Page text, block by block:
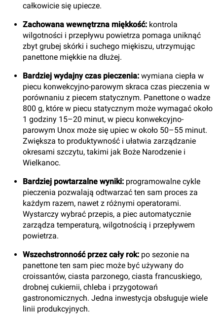
całkowicie się upiecze.
Zachowana wewnętrzna miękkość: kontrola
wilgotności i przepływu powietrza pomaga uniknąć
zbyt grubej skórki i suchego miękiszu, utrzymując
panettone miękkie na dłużej.
Bardziej wydajny czas pieczenia: wymiana ciepła w
piecu konwekcyjno-parowym skraca czas pieczenia w
porównaniu z piecem statycznym. Panettone o wadze
800 g, które w piecu statycznym może wymagać około
1 godziny 15–20 minut, w piecu konwekcyjno-
parowym Unox może się upiec w około 50–55 minut.
Zwiększa to produktywność i ułatwia zarządzanie
okresami szczytu, takimi jak Boże Narodzenie i
Wielkanoc.
Bardziej powtarzalne wyniki: programowalne cykle
pieczenia pozwalają odtwarzać ten sam proces za
każdym razem, nawet z różnymi operatorami.
Wystarczy wybrać przepis, a piec automatycznie
zarządza temperaturą, wilgotnością i przepływem
powietrza.
Wszechstronność przez cały rok: po sezonie na
panettone ten sam piec może być używany do
croissantów, ciasta parzonego, ciasta francuskiego,
drobnej cukiernii, chleba i przygotowań
gastronomicznych. Jedna inwestycja obsługuje wiele
linii produkcyjnych.